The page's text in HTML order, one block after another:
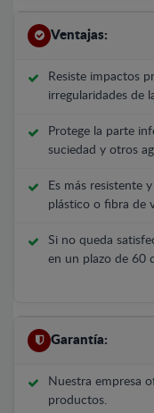
Ventajas:
Resiste impactos
irregularidades de
Protege la parte
suciedad y otros
Es más resistente
plástico o fibra de
Si no queda
en un plazo de 60
Garantía:
Nuestra empresa
productos.